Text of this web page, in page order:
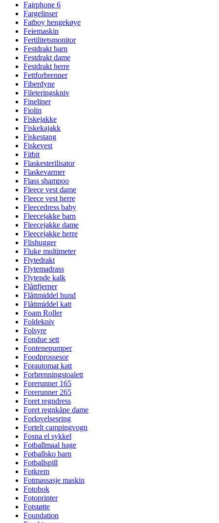
Fairphone 6
Fargelinser
Fatboy hengekøye
Feiemaskin
Fertilitetsmonitor
Festdrakt barn
Festdrakt dame
Festdrakt herre
Fettforbrenner
Fiberdyne
Fileteringskniv
Fineliner
Fiolin
Fiskejakke
Fiskekajakk
Fiskestang
Fiskevest
Fitbit
Flaskesterilisator
Flaskevarmer
Flass shampoo
Fleece vest dame
Fleece vest herre
Fleecedress baby
Fleecejakke barn
Fleecejakke dame
Fleecejakke herre
Flishugger
Fluke multimeter
Flytedrakt
Flytemadrass
Flytende kalk
Flåttfjerner
Flåttmiddel hund
Flåttmiddel katt
Foam Roller
Foldekniv
Folsyre
Fondue sett
Fontenepumper
Foodprossesor
Forautomat katt
Forbrenningstoalett
Forerunner 165
Forerunner 265
Foret regndress
Foret regnkåpe dame
Forlovelsesring
Fortelt campingvogn
Fosna el sykkel
Fotballmaal hage
Fotballsko barn
Fotballspill
Fotkrem
Fotmassasje maskin
Fotobok
Fotoprinter
Fotstøtte
Foundation